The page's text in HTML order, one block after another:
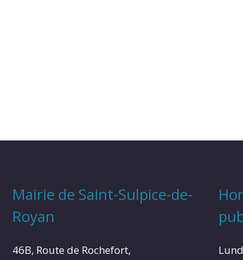
Mairie de Saint-Sulpice-de-
Royan
46B, Route de Rochefort,